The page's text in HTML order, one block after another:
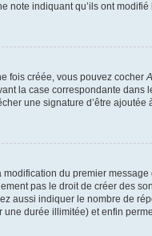
indiquant qu’ils ont
fois créée, vous pouvez cocher
la case correspondante dans
une signature d’être
du premier
pas le droit de créer des
aussi indiquer le nombre de
une durée illimitée) et enfin